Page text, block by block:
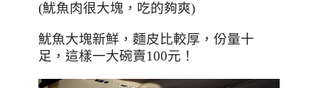
(魷魚肉很大塊，吃的夠爽)
魷魚大塊新鮮，麵皮比較厚，份量十
足，這樣一大碗賣100元！